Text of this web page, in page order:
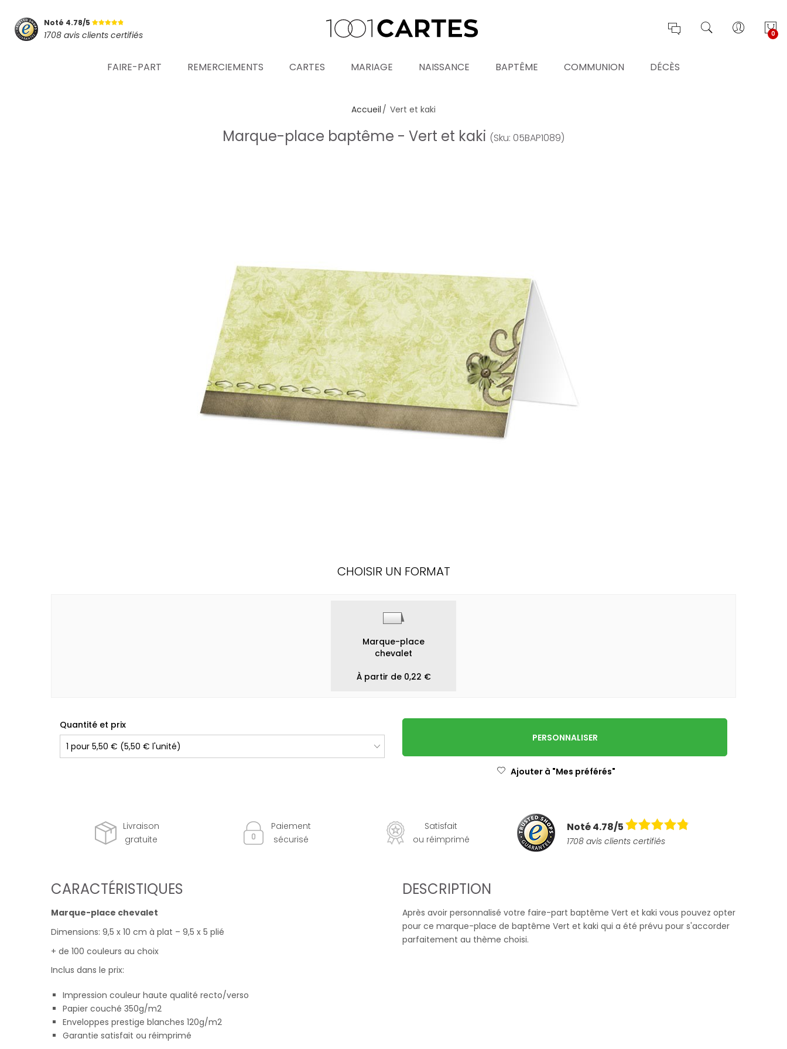
Noté 4.78/5
1708 avis clients certifiés 0
FAIRE-PART REMERCIEMENTS CARTES MARIAGE NAISSANCE BAPTÊME COMMUNION DÉCÈS
Mot de passe oublié ?
SE CONNECTER
Accueil Vert et kaki
Marque-place baptême - Vert et kaki (Sku: 05BAP1089)
CHOISIR UN FORMAT
Marque-place
chevalet
À partir de 0,22 €
Quantité et prix
PERSONNALISER
Ajouter à "Mes préférés"
Livraison
gratuite
Paiement
sécurisé
Satisfait
ou réimprimé
Noté 4.78/5
1708 avis clients certifiés
CARACTÉRISTIQUES
Marque-place chevalet
Dimensions: 9,5 x 10 cm à plat – 9,5 x 5 plié
+ de 100 couleurs au choix
Inclus dans le prix:
Impression couleur haute qualité recto/verso
Papier couché 350g/m2
Enveloppes prestige blanches 120g/m2
Garantie satisfait ou réimprimé
DESCRIPTION
Après avoir personnalisé votre faire-part baptême Vert et kaki vous pouvez opter
pour ce marque-place de baptême Vert et kaki qui a été prévu pour s'accorder
parfaitement au thème choisi.